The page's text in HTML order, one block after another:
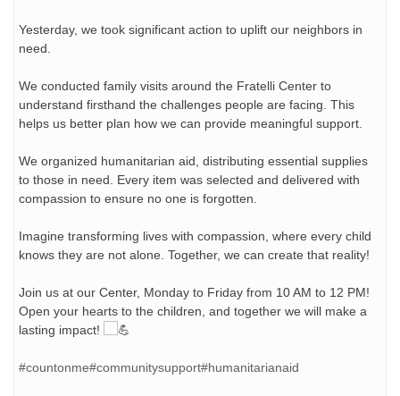
Yesterday, we took significant action to uplift our neighbors in
need.
We conducted family visits around the Fratelli Center to
understand firsthand the challenges people are facing. This
helps us better plan how we can provide meaningful support.
We organized humanitarian aid, distributing essential supplies
to those in need. Every item was selected and delivered with
compassion to ensure no one is forgotten.
Imagine transforming lives with compassion, where every child
knows they are not alone. Together, we can create that reality!
Join us at our Center, Monday to Friday from 10 AM to 12 PM!
Open your hearts to the children, and together we will make a
lasting impact!
#countonme#communitysupport#humanitarianaid